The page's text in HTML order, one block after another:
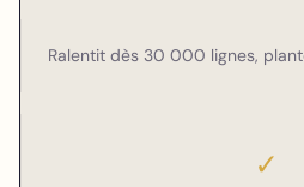
Ralentit dès 30 000 lignes,
✓